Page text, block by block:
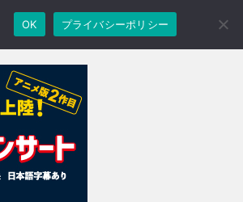
OK プライバシーポリシー